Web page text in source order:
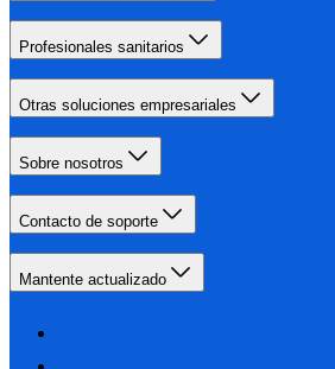
Profesionales sanitarios
Otras soluciones empresariales
Sobre nosotros
Contacto de soporte
Mantente actualizado